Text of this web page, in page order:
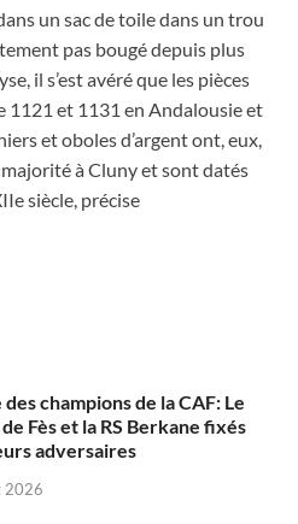
un sac de toile dans un trou
pas bougé depuis plus
il s’est avéré que les pièces
1121 et 1131 en Andalousie et
et oboles d’argent ont, eux,
à Cluny et sont datés
siècle, précise
des champions de la CAF: Le
Fès et la RS Berkane fixés
adversaires
2026